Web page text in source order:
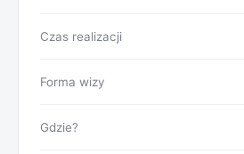
Czas realizacji
Forma wizy
Gdzie?